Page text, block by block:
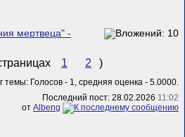
мертвеца" -
1 2 )
Последний пост: 28.02.2026 11:02
от Albeng